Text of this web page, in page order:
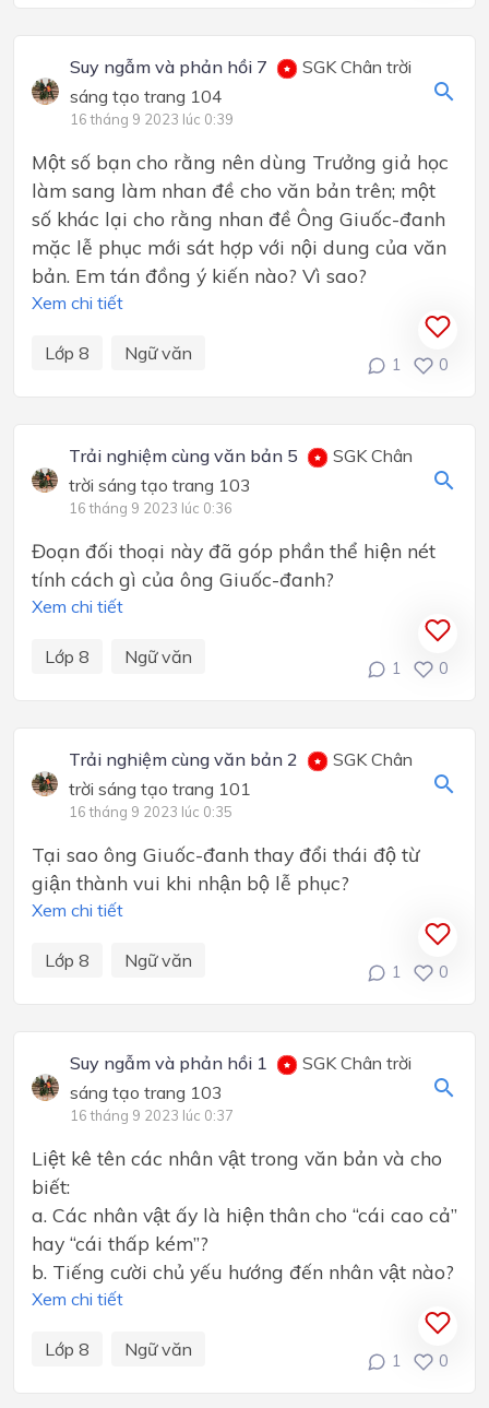
Suy ngẫm và phản hồi 7
SGK Chân trời
sáng tạo trang 104
16 tháng 9 2023 lúc 0:39
Một số bạn cho rằng nên dùng Trưởng giả học
làm sang làm nhan đề cho văn bản trên; một
số khác lại cho rằng nhan đề Ông Giuốc-đanh
mặc lễ phục mới sát hợp với nội dung của văn
bản. Em tán đồng ý kiến nào? Vì sao?
Xem chi tiết
Lớp 8 Ngữ văn
1 0
Trải nghiệm cùng văn bản 5
SGK Chân
trời sáng tạo trang 103
16 tháng 9 2023 lúc 0:36
Đoạn đối thoại này đã góp phần thể hiện nét
tính cách gì của ông Giuốc-đanh?
Xem chi tiết
Lớp 8 Ngữ văn
1 0
Trải nghiệm cùng văn bản 2
SGK Chân
trời sáng tạo trang 101
16 tháng 9 2023 lúc 0:35
Tại sao ông Giuốc-đanh thay đổi thái độ từ
giận thành vui khi nhận bộ lễ phục?
Xem chi tiết
Lớp 8 Ngữ văn
1 0
Suy ngẫm và phản hồi 1
SGK Chân trời
sáng tạo trang 103
16 tháng 9 2023 lúc 0:37
Liệt kê tên các nhân vật trong văn bản và cho
biết:
a. Các nhân vật ấy là hiện thân cho “cái cao cả”
hay “cái thấp kém”?
b. Tiếng cười chủ yếu hướng đến nhân vật nào?
Xem chi tiết
Lớp 8 Ngữ văn
1 0